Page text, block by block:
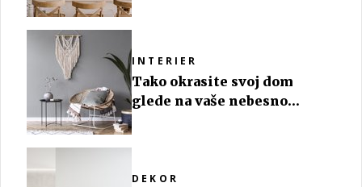
INTERIER
Tako okrasite svoj dom
glede na vaše nebesno
DEKOR